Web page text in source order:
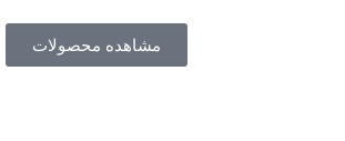
مشاهده محصولات